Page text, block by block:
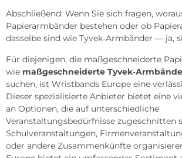
Abschließend: Wenn Sie sich fragen,
Papierarmbänder bestehen oder ob
dasselbe sind wie Tyvek‑Armbänder — ja,
Für diejenigen, die maßgeschneiderte
wie maßgeschneiderte
suchen, ist Wristbands Europe eine
Dieser spezialisierte Anbieter bietet eine
an Optionen, die auf unterschiedliche
Veranstaltungsbedürfnisse zugeschnitten
Schulveranstaltungen,
oder andere Zusammenkünfte